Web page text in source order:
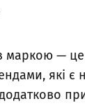
— це
які є